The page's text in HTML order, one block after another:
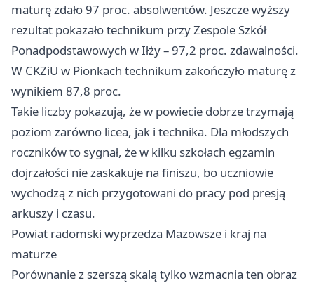
maturę zdało 97 proc. absolwentów. Jeszcze wyższy
rezultat pokazało technikum przy Zespole Szkół
Ponadpodstawowych w Iłży – 97,2 proc. zdawalności.
W CKZiU w Pionkach technikum zakończyło maturę z
wynikiem 87,8 proc.
Takie liczby pokazują, że w powiecie dobrze trzymają
poziom zarówno licea, jak i technika. Dla młodszych
roczników to sygnał, że w kilku szkołach egzamin
dojrzałości nie zaskakuje na finiszu, bo uczniowie
wychodzą z nich przygotowani do pracy pod presją
arkuszy i czasu.
Powiat radomski wyprzedza Mazowsze i kraj na
maturze
Porównanie z szerszą skalą tylko wzmacnia ten obraz